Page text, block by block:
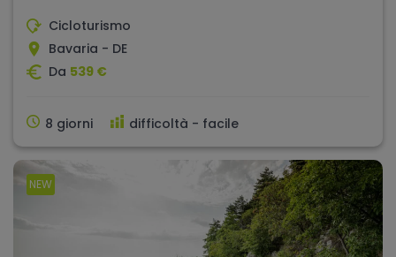
Cicloturismo
Bavaria - DE
Da 539 €
8 giorni difficoltà - facile
NEW